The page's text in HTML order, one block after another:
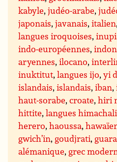
kabyle,judéo-arabe,
japonais,javanais,italien
langues iroquoises,
indo-européennes,
aryennes,ilocano,
inuktitut,langues ijo,yi
islandais,islandais,iban,
haut-sorabe,croate,hiri
hittite,langues
herero,haoussa,
gwich’in, goudjrati,
alémanique, grec